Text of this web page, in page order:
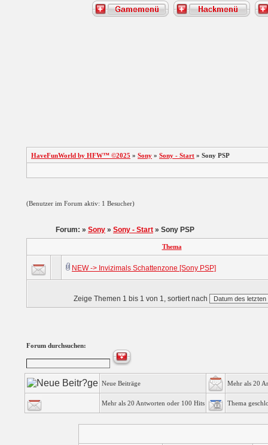
HaveFunWorld by HFW™ ©2025 » Sony » Sony - Start » Sony PSP
(Benutzer im Forum aktiv: 1 Besucher)
Forum: » Sony » Sony - Start » Sony PSP
Thema
NEW -> Invizimals Schattenzone [Sony PSP]
Zeige Themen 1 bis 1 von 1, sortiert nach
Forum durchsuchen:
Neue Beiträge Mehr als 20
Mehr als 20 Antworten oder 100 Hits Thema